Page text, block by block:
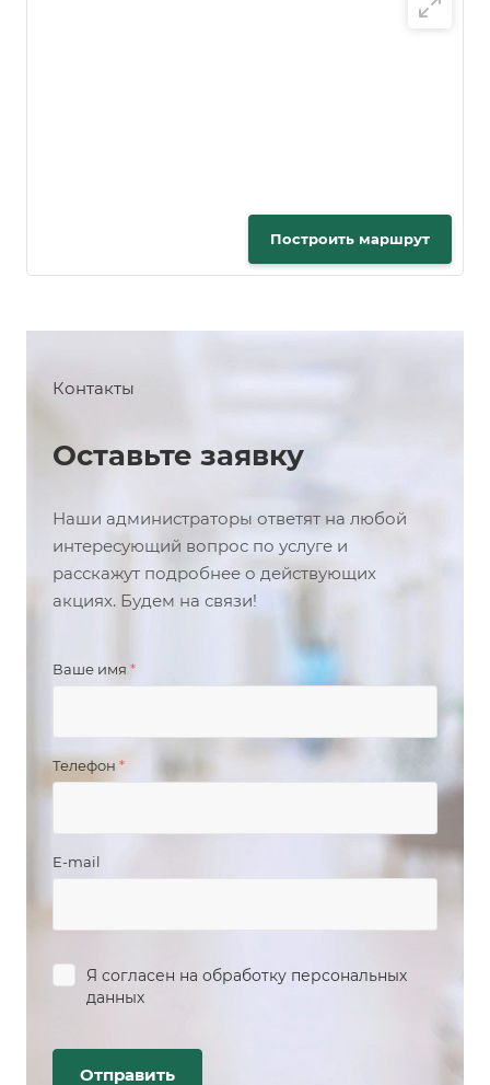
Построить маршрут
Контакты
Оставьте заявку
Наши администраторы ответят на любой
интересующий вопрос по услуге и
расскажут подробнее о действующих
акциях. Будем на связи!
Ваше имя *
Телефон *
E-mail
Я согласен на обработку персональных
данных